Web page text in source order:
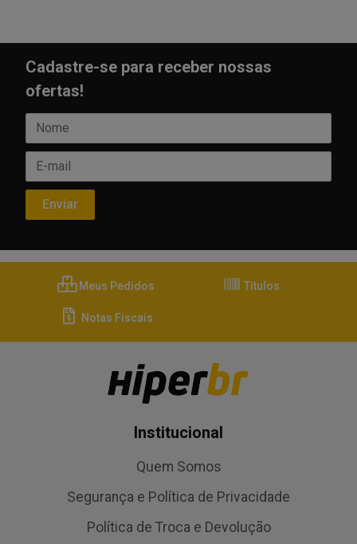
Cadastre-se para receber nossas
ofertas!
Meus Pedidos Títulos
Notas Fiscais
Institucional
Quem Somos
Segurança e Política de Privacidade
Política de Troca e Devolução